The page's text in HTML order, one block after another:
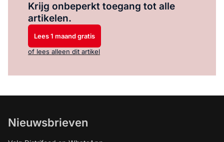
Krijg onbeperkt toegang tot alle
artikelen.
Lees 1 maand gratis
of lees alleen dit artikel
Nieuwsbrieven